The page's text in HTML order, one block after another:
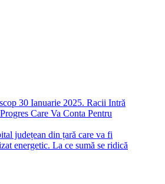
30 Ianuarie 2025. Racii Intră
Care Va Conta Pentru
județean din țară care va fi
energetic. La ce sumă se ridică